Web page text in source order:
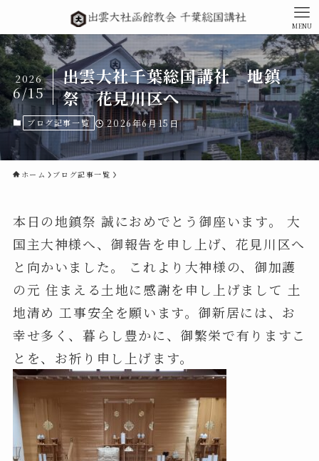
MENU
出雲大社千葉総国講社 地鎮
祭 花見川区へ
2026
6/15
ブログ記事一覧 2026年6月15日
ホーム ブログ記事一覧
本日の地鎮祭 誠におめでとう御座います。 大
国主大神様へ、御報告を申し上げ、花見川区へ
と向かいました。 これより大神様の、御加護
の元 住まえる土地に感謝を申し上げまして 土
地清め 工事安全を願います。御新居には、お
幸せ多く、暮らし豊かに、御繁栄で有りますこ
とを、お祈り申し上げます。